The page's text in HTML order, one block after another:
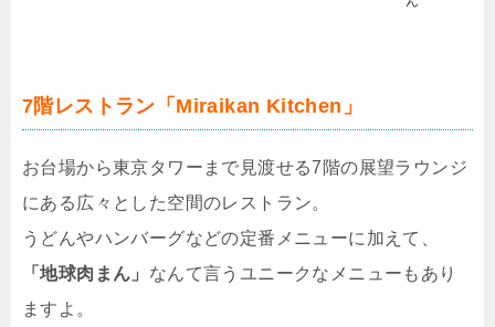
7階レストラン「Miraikan Kitchen」
お台場から東京タワーまで見渡せる7階の展望ラウンジ
にある広々とした空間のレストラン。
うどんやハンバーグなどの定番メニューに加えて、
「地球肉まん」 なんて言うユニークなメニューもあり
ますよ。